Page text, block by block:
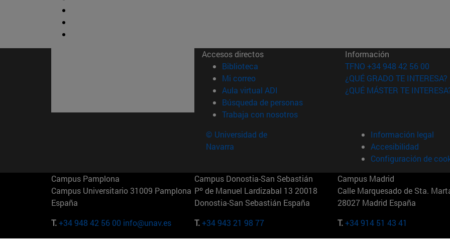
Accesos directos
Biblioteca (abre en nueva ventana)
Mi correo(abre en nueva ventana)
Aula virtual ADI (abre en nueva ventana)
Búsqueda de personas(abre en nueva ventana)
Trabaja con nosotros(abre en nueva ventana)
Información
TFNO +34 948 42 56 00
¿QUÉ GRADO TE INTERESA?
¿QUÉ MÁSTER TE
© Universidad de
Navarra
Información legal
Accesibilidad
Configuración de
Campus Pamplona
Campus Universitario 31009 Pamplona
España
T.+34 948 42 56 00 info@unav.es
Campus Donostia-San Sebastián
Pº de Manuel Lardizabal 13 20018
Donostia-San Sebastián España
T.+34 943 21 98 77
Campus Madrid
Calle Marquesado de Sta.
28027 Madrid España
T.+34 914 51 43 41